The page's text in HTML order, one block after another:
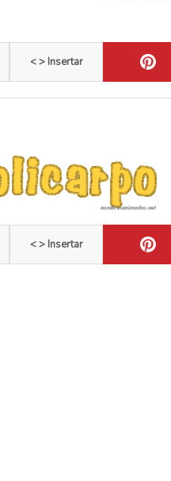
< > Insertar
< > Insertar